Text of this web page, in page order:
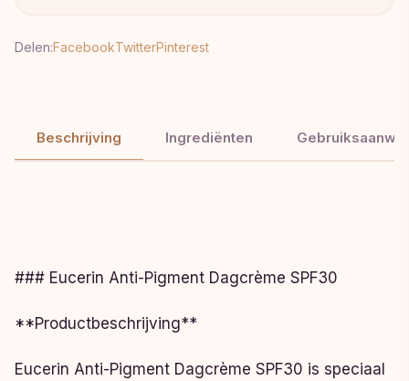
Delen:FacebookTwitterPinterest
Beschrijving Ingrediënten
### Eucerin Anti-Pigment Dagcrème SPF30
**Productbeschrijving**
Eucerin Anti-Pigment Dagcrème SPF30 is speciaal